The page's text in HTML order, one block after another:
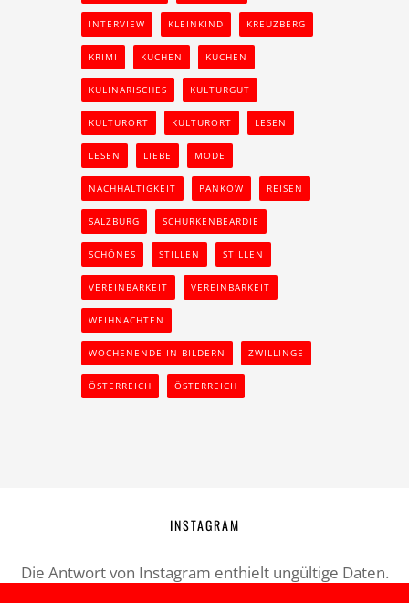
INTERVIEW KLEINKIND KREUZBERG
KRIMI KUCHEN KUCHEN
KULINARISCHES KULTURGUT
KULTURORT KULTURORT LESEN
LESEN LIEBE MODE
NACHHALTIGKEIT PANKOW REISEN
SALZBURG SCHURKENBEARDIE
SCHÖNES STILLEN STILLEN
VEREINBARKEIT VEREINBARKEIT
WEIHNACHTEN
WOCHENENDE IN BILDERN ZWILLINGE
ÖSTERREICH ÖSTERREICH
INSTAGRAM
Die Antwort von Instagram enthielt ungültige Daten.